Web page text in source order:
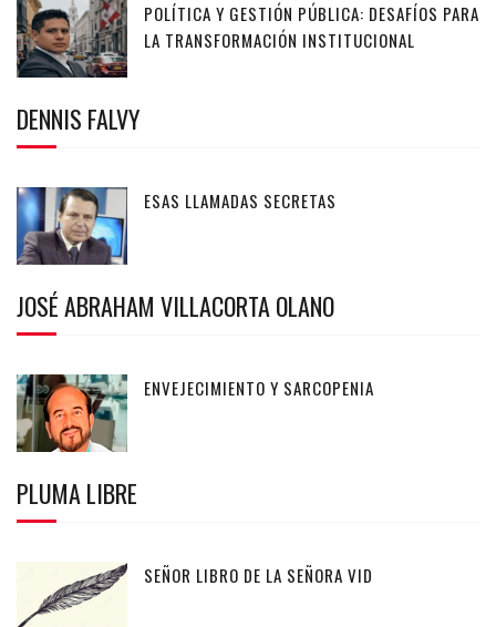
POLÍTICA Y GESTIÓN PÚBLICA: DESAFÍOS PARA
LA TRANSFORMACIÓN INSTITUCIONAL
DENNIS FALVY
ESAS LLAMADAS SECRETAS
JOSÉ ABRAHAM VILLACORTA OLANO
ENVEJECIMIENTO Y SARCOPENIA
PLUMA LIBRE
SEÑOR LIBRO DE LA SEÑORA VID